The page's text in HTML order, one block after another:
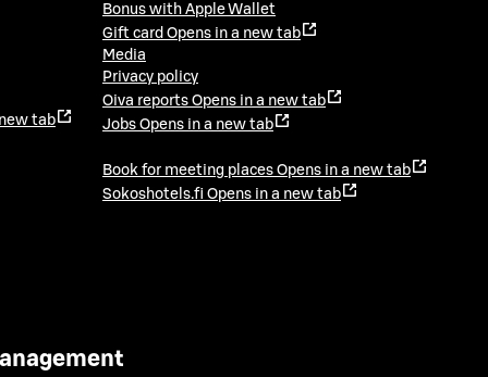
tab
Bonus with Apple Wallet
Gift card Opens in a new tab
Media
Privacy policy
Oiva reports Opens in a new tab
Jobs Opens in a new tab
Book for meeting places Opens in a new tab
Sokoshotels.fi Opens in a new tab